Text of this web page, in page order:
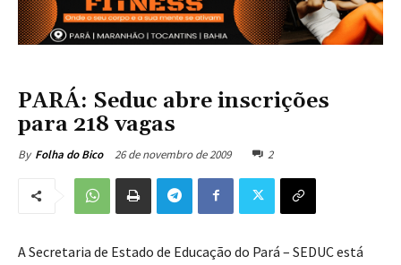
PARÁ: Seduc abre inscrições
para 218 vagas
By Folha do Bico 26 de novembro de 2009 2
A Secretaria de Estado de Educação do Pará – SEDUC está